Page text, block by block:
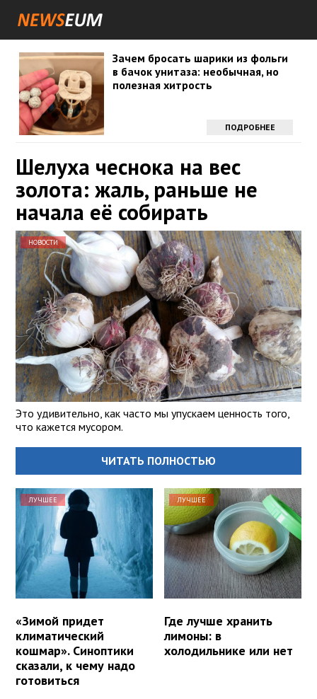
Зачем бросать шарики из фольги
в бачок унитаза: необычная, но
полезная хитрость
ПОДРОБНЕЕ
Шелуха чеснока на вес
золота: жаль, раньше не
начала её собирать
НОВОСТИ
Это удивительно, как часто мы упускаем ценность того,
что кажется мусором.
ЧИТАТЬ ПОЛНОСТЬЮ
ЛУЧШЕЕ
«Зимой придет
климатический
кошмар». Синоптики
сказали, к чему надо
готовиться
ЛУЧШЕЕ
Где лучше хранить
лимоны: в
холодильнике или нет